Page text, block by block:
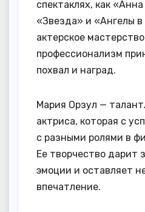
спектаклях, как
«Звезда» и «Ангелы
актерское
профессионализм
похвал и наград.
Мария Орзул —
актриса, которая с
с разными ролями в
Ее творчество дарит
эмоции и оставляет
впечатление.